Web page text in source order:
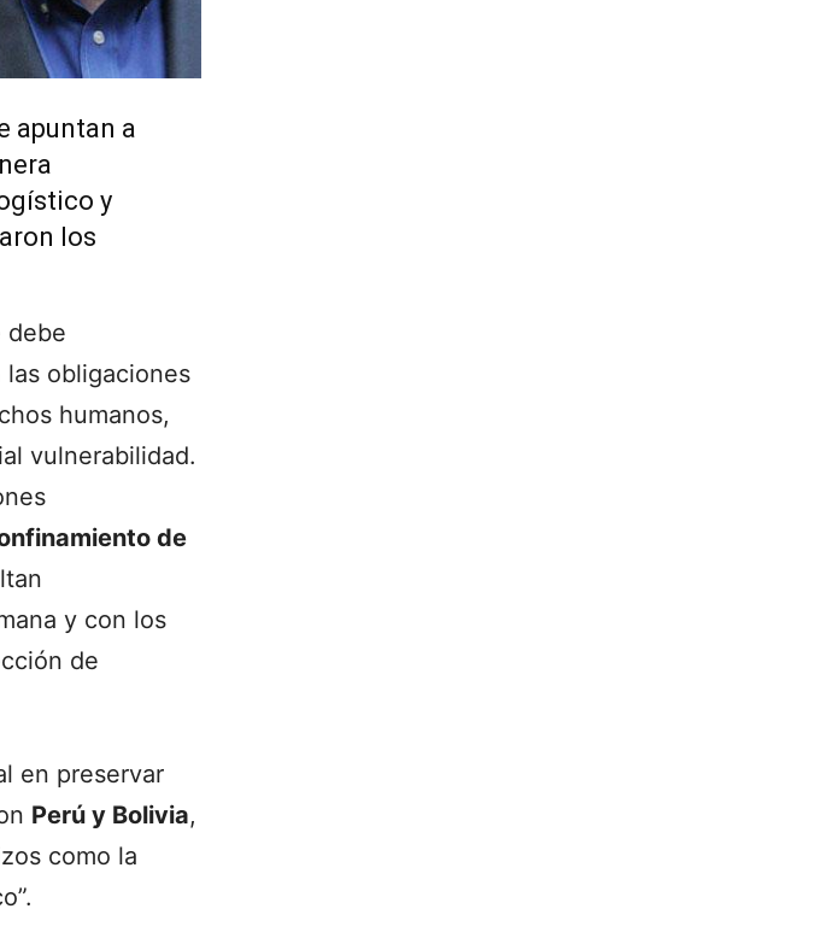
apuntan a
y
los
debe
obligaciones
humanos,
vulnerabilidad.
de
y con los
de
en preservar
Perú y Bolivia,
como la